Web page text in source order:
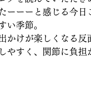
ーーーと感じる今日
い季節。
かけが楽しくなる反
やすく、関節に負担